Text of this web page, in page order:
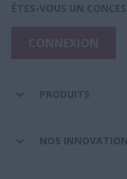
ÊTES-VOUS UN
PRODUITS
NOS